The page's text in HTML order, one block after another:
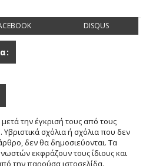
DISQUS
την έγκρισή τους από τους
Υβριστικά σχόλια ή σχόλια που δεν
δεν θα δημοσιεύονται. Τα
εκφράζουν τους ίδιους και
την παρούσα ιστοσελίδα.